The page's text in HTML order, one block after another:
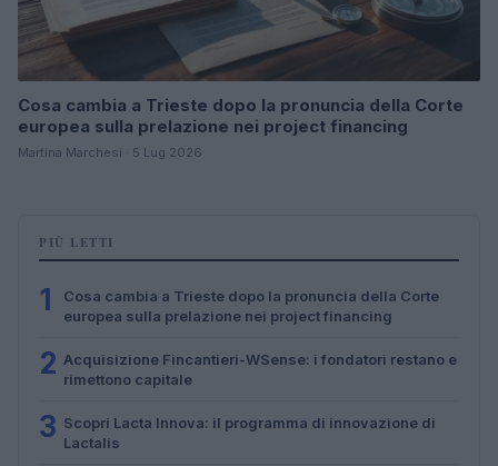
Cosa cambia a Trieste dopo la pronuncia della Corte
europea sulla prelazione nei project financing
Martina Marchesi · 5 Lug 2026
PIÙ LETTI
1
Cosa cambia a Trieste dopo la pronuncia della Corte
europea sulla prelazione nei project financing
2 Acquisizione Fincantieri-WSense: i fondatori restano e
rimettono capitale
3 Scopri Lacta Innova: il programma di innovazione di
Lactalis